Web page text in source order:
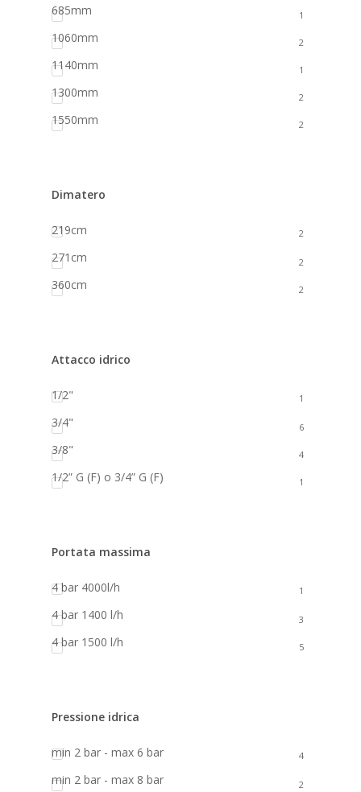
685mm 1
1060mm 2
1140mm 1
1300mm 2
1550mm 2
Dimatero
219cm 2
271cm 2
360cm 2
Attacco idrico
1/2" 1
3/4" 6
3/8" 4
1/2” G (F) o 3/4” G (F) 1
Portata massima
4 bar 4000l/h 1
4 bar 1400 l/h 3
4 bar 1500 l/h 5
Pressione idrica
min 2 bar - max 6 bar 4
min 2 bar - max 8 bar 2